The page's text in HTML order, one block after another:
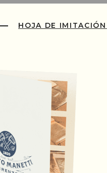
HOJA DE IMITACIÓN